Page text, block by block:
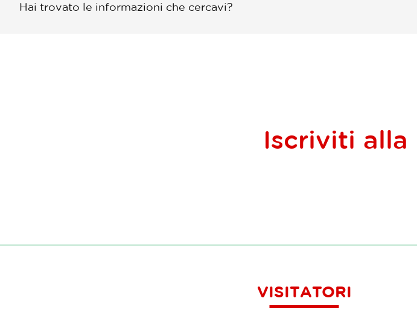
Hai trovato le informazioni che cercavi?
Iscriviti alla
VISITATORI